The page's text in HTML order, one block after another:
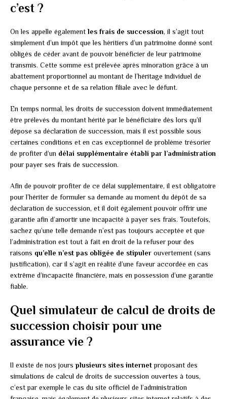
c’est ?
On les appelle également les frais de succession, il s’agit tout
simplement d’un impôt que les héritiers d’un patrimoine donné sont
obligés de céder avant de pouvoir bénéficier de leur patrimoine
transmis. Cette somme est prélevée après minoration grâce à un
abattement proportionnel au montant de l’héritage individuel de
chaque personne et de sa relation filiale avec le défunt.
En temps normal, les droits de succession doivent immédiatement
être prélevés du montant hérité par le bénéficiaire dès lors qu’il
dépose sa déclaration de succession, mais il est possible sous
certaines conditions et en cas exceptionnel de problème trésorier
de profiter d’un délai supplémentaire établi par l’administration
pour payer ses frais de succession.
Afin de pouvoir profiter de ce délai supplémentaire, il est obligatoire
pour l’hériter de formuler sa demande au moment du dépôt de sa
déclaration de succession, et il doit également pouvoir offrir une
garantie afin d’amortir une incapacité à payer ses frais. Toutefois,
sachez qu’une telle demande n’est pas toujours acceptée et que
l’administration est tout à fait en droit de la refuser pour des
raisons qu’elle n’est pas obligée de stipuler ouvertement (sans
justification), car il s’agit en réalité d’une faveur accordée en cas
extrême d’incapacité financière, mais en possession d’une garantie
fiable.
Quel simulateur de calcul de droits de
succession choisir pour une
assurance vie ?
Il existe de nos jours plusieurs sites internetproposant des
simulations de calcul de droits de succession ouvertes à tous,
c’est par exemple le cas du site officiel de l’administration